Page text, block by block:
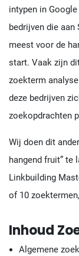
intypen in
bedrijven die aan
meest voor de
start. Vaak zijn
zoekterm
deze bedrijven
zoekopdrachten
Wij doen dit
hangend fruit” te
Linkbuilding
of 10
Inhoud
Algemene